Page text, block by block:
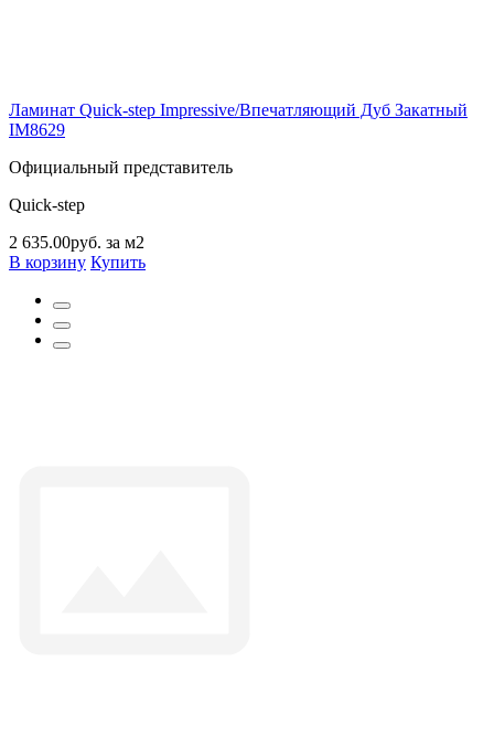
Ламинат Quick-step Impressive/Впечатляющий Дуб Закатный
IM8629
Официальный представитель
Quick-step
2 635.00руб. за м2
В корзину Купить